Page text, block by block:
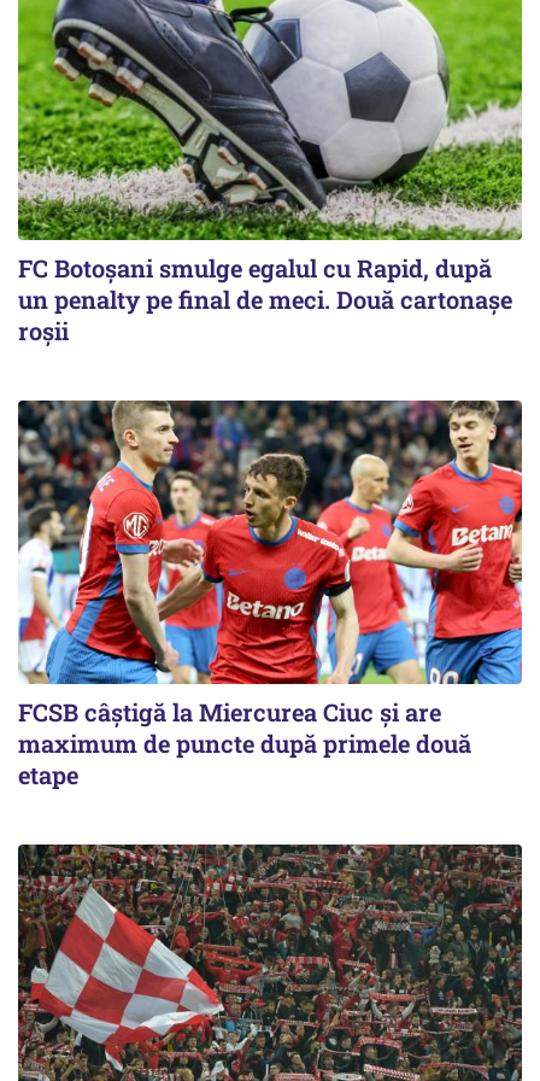
FC Botoşani smulge egalul cu Rapid, după
un penalty pe final de meci. Două cartonaşe
roşii
FCSB câştigă la Miercurea Ciuc şi are
maximum de puncte după primele două
etape